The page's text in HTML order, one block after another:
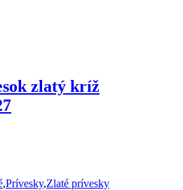
zlatý kríž
,Prívesky,Zlaté prívesky